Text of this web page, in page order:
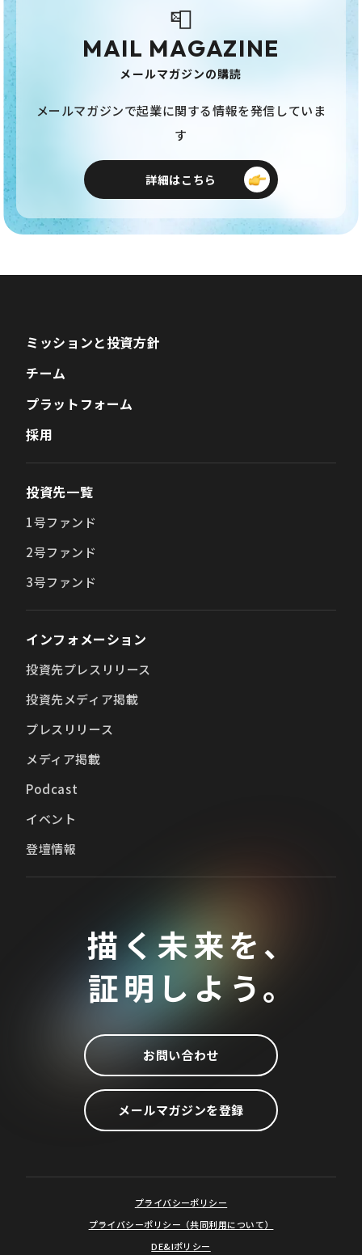
📮
MAIL MAGAZINE
メールマガジンの購読
メールマガジンで起業に関する情報を発信していま
す
詳細はこちら
ミッションと投資方針
チーム
プラットフォーム
採用
投資先一覧
1号ファンド
2号ファンド
3号ファンド
インフォメーション
投資先プレスリリース
投資先メディア掲載
プレスリリース
メディア掲載
Podcast
イベント
登壇情報
描く未来を、
証明しよう。
お問い合わせ
メールマガジンを登録
プライバシーポリシー
プライバシーポリシー（共同利用について）
DE&Iポリシー